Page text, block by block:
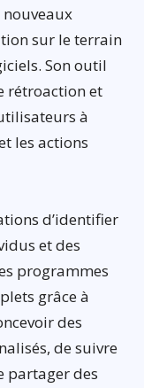
sur le terrain
Son outil
rétroaction et
à
les actions
d’identifier
et des
programmes
grâce à
des
de suivre
partager des